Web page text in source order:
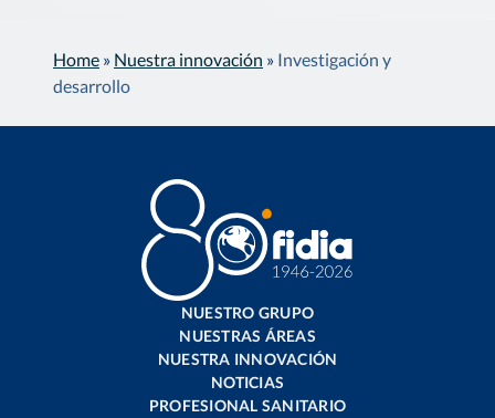
Home » Nuestra innovación » Investigación y
desarrollo
NUESTRO GRUPO
NUESTRAS ÁREAS
NUESTRA INNOVACIÓN
NOTICIAS
PROFESIONAL SANITARIO